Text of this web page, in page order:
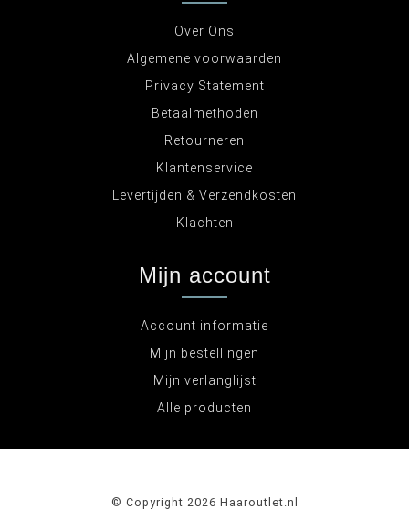
Over Ons
Algemene voorwaarden
Privacy Statement
Betaalmethoden
Retourneren
Klantenservice
Levertijden & Verzendkosten
Klachten
Mijn account
Account informatie
Mijn bestellingen
Mijn verlanglijst
Alle producten
© Copyright 2026 Haaroutlet.nl